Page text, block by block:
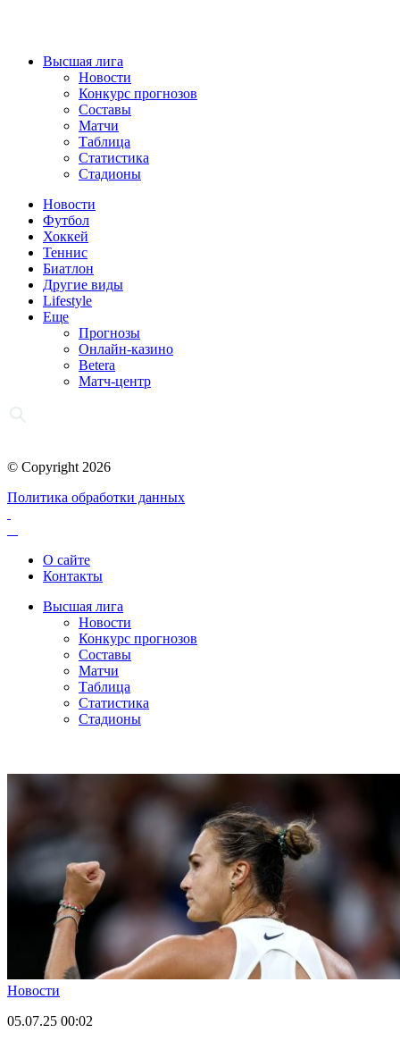
Высшая лига
Новости
Конкурс прогнозов
Составы
Матчи
Таблица
Статистика
Стадионы
Новости
Футбол
Хоккей
Теннис
Биатлон
Другие виды
Lifestyle
Еще
Прогнозы
Онлайн-казино
Betera
Матч-центр
© Copyright 2026
Политика обработки данных
О сайте
Контакты
Высшая лига
Новости
Конкурс прогнозов
Составы
Матчи
Таблица
Статистика
Стадионы
Новости
05.07.25 00:02